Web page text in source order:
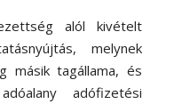
alól kivételt
melynek
másik tagállama, és
adófizetési